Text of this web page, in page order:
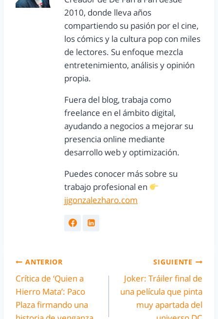
2010, donde lleva años
compartiendo su pasión por el cine,
los cómics y la cultura pop con miles
de lectores. Su enfoque mezcla
entretenimiento, análisis y opinión
propia.
Fuera del blog, trabaja como
freelance en el ámbito digital,
ayudando a negocios a mejorar su
presencia online mediante
desarrollo web y optimización.
Puedes conocer más sobre su
trabajo profesional en
jjgonzalezharo.com
ANTERIOR
Crítica de ‘Quien a
Hierro Mata’: Paco
Plaza firmando una
SIGUIENTE
Joker: Tráiler final de
una película que pinta
muy apartada del